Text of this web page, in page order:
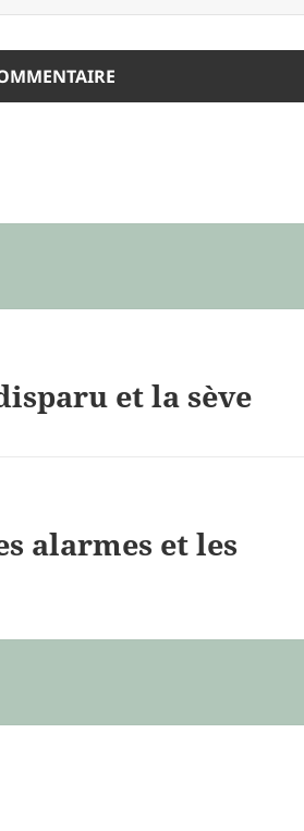
et la sève
alarmes et les